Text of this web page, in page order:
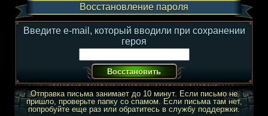
Восстановление пароля
Введите e-mail, который вводили при сохранении
героя
Отправка письма занимает до 10 минут. Если письмо не
пришло, проверьте папку со спамом. Если письма там нет,
попробуйте еще раз или обратитесь в службу поддержки.